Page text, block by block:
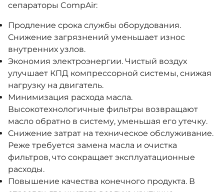
сепараторы CompAir:
Продление срока службы оборудования.
Снижение загрязнений уменьшает износ
внутренних узлов.
Экономия электроэнергии. Чистый воздух
улучшает КПД компрессорной системы, снижая
нагрузку на двигатель.
Минимизация расхода масла.
Высокотехнологичные фильтры возвращают
масло обратно в систему, уменьшая его утечку.
Снижение затрат на техническое обслуживание.
Реже требуется замена масла и очистка
фильтров, что сокращает эксплуатационные
расходы.
Повышение качества конечного продукта. В